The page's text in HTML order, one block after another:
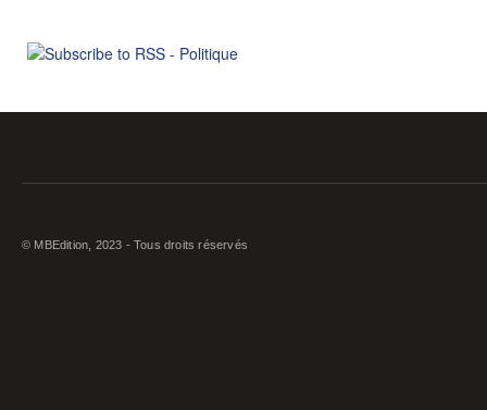
© MBEdition, 2023 - Tous droits réservés